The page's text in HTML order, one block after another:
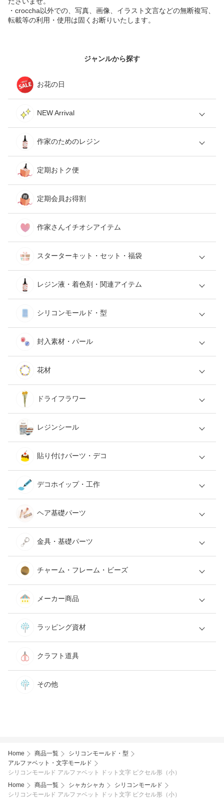
・croccha以外での、写真、画像、イラスト文言などの無断複写、
転載等の利用・使用は固くお断りいたします。
ジャンルから探す
お花の日
NEW Arrival
作家のためのレジン
定期おトク便
定期会員お得割
作家さんイチオシアイテム
スターターキット・セット・福袋
レジン液・着色剤・関連アイテム
シリコンモールド・型
封入素材・パール
花材
ドライフラワー
レジンシール
貼り付けパーツ・デコ
デコホイップ・工作
ヘア基礎パーツ
金具・基礎パーツ
チャーム・フレーム・ビーズ
メーカー商品
ラッピング資材
クラフト道具
その他
Home 商品一覧
シリコンモールド・型
アルファベット・文字モールド
シリコンモールド アルファベット ドット文字 ピクセル形（小）
Home
商品一覧 シャカシャカ
シリコンモールド
シリコンモールド アルファベット ドット文字 ピクセル形（小）